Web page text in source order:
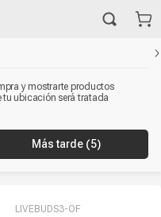
y mostrarte productos
tu ubicación será tratada
Más tarde (5)
LIVEBUDS3-OF